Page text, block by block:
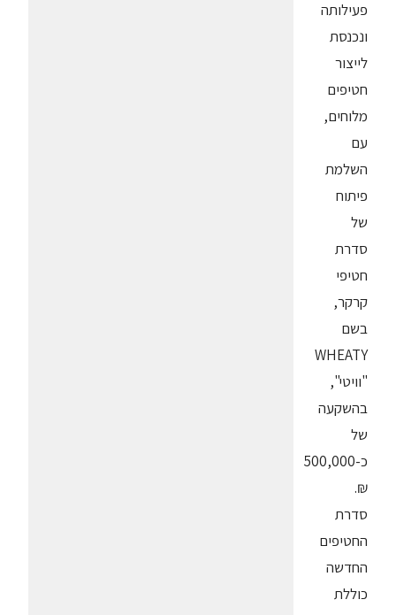
פעילותה
ונכנסת
לייצור
חטיפים
מלוחים,
עם
השלמת
פיתוח
של
סדרת
חטיפי
קרקר,
בשם
WHEATY
"וויטי",
בהשקעה
של
כ-500,000
₪.
סדרת
החטיפים
החדשה
כוללת